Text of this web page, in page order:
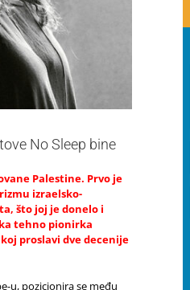
No Sleep bine
Palestine. Prvo je
izraelsko-
što joj je donelo i
tehno pionirka
proslavi dve decenije
u, pozicionira se među